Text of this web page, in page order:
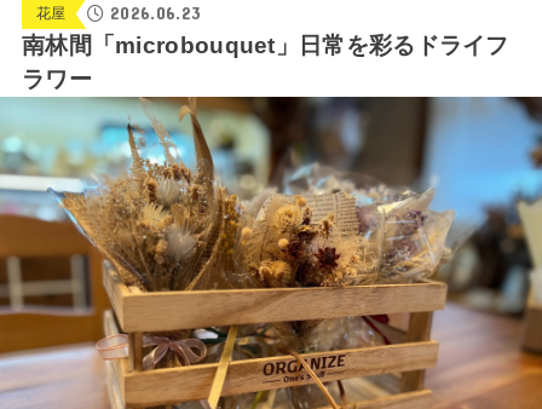
花屋 2026.06.23
南林間「microbouquet」日常を彩るドライフ
ラワー